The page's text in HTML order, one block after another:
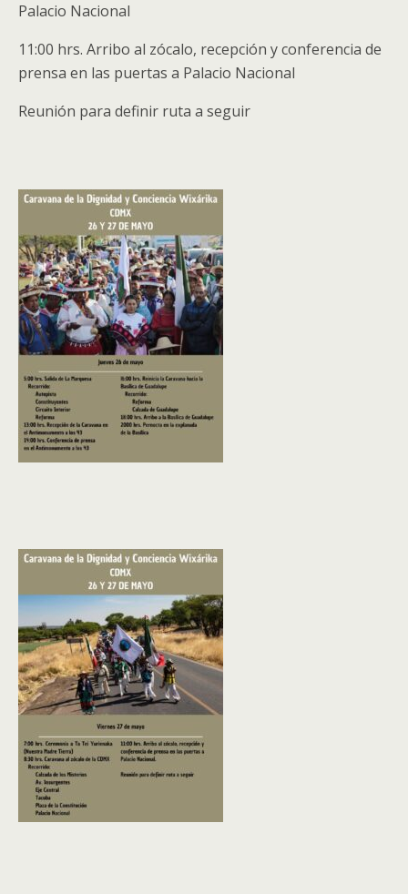
Palacio Nacional
11:00 hrs. Arribo al zócalo, recepción y conferencia de
prensa en las puertas a Palacio Nacional
Reunión para definir ruta a seguir